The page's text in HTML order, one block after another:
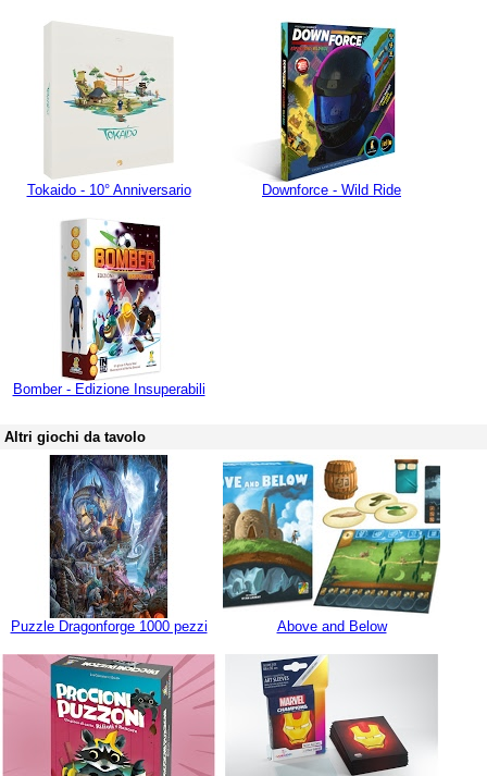
Tokaido - 10° Anniversario Downforce - Wild Ride
Bomber - Edizione Insuperabili
Altri giochi da tavolo
Puzzle Dragonforge 1000 pezzi Above and Below